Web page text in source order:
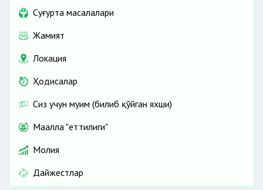
Cуғурта масалалари
Жамият
Локация
Ҳодисалар
Сиз учун муҳим (билиб қўйган яхши)
Маҳалла "еттилиги"
Молия
Дайжестлар